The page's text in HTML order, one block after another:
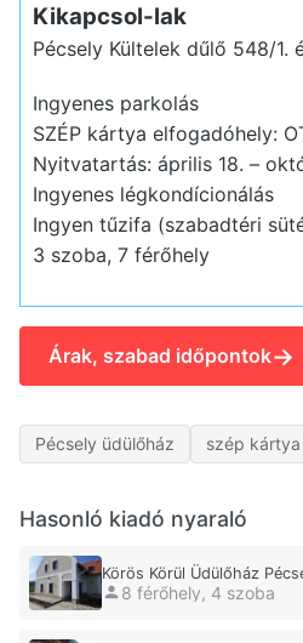
Kikapcsol-lak
Pécsely Kültelek dűlő 548/1.
Ingyenes parkolás
SZÉP kártya elfogadóhely:
Nyitvatartás: április 18. –
Ingyenes légkondícionálás
Ingyen tűzifa (szabadtéri
3 szoba, 7 férőhely
Árak, szabad időpontok→
Pécsely üdülőház szép
Hasonló kiadó nyaraló
Körös Körül Üdülőház
8 férőhely, 4 szoba